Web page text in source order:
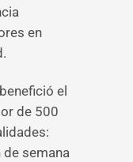
en
el
de 500
de semana